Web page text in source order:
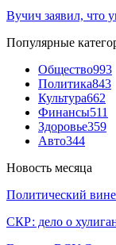
Вучич заявил, что
Популярные
Общество993
Политика843
Культура662
Финансы511
Здоровье359
Авто344
Новость месяца
Политический
СКР: дело о